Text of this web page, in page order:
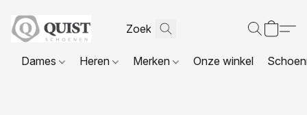
Dames Heren Merken Onze winkel